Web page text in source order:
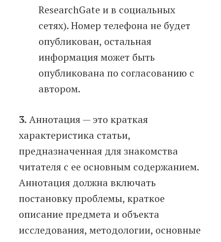
ResearchGate и в социальных
сетях). Номер телефона не будет
опубликован, остальная
информация может быть
опубликована по согласованию с
автором.
3. Аннотация — это краткая
характеристика статьи,
предназначенная для знакомства
читателя с ее основным содержанием.
Аннотация должна включать
постановку проблемы, краткое
описание предмета и объекта
исследования, методологии, основные